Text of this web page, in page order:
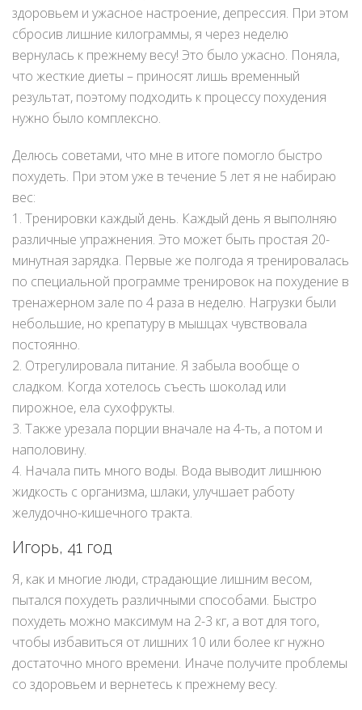
здоровьем и ужасное настроение, депрессия. При этом
сбросив лишние килограммы, я через неделю
вернулась к прежнему весу! Это было ужасно. Поняла,
что жесткие диеты – приносят лишь временный
результат, поэтому подходить к процессу похудения
нужно было комплексно.
Делюсь советами, что мне в итоге помогло быстро
похудеть. При этом уже в течение 5 лет я не набираю
вес:
1. Тренировки каждый день. Каждый день я выполняю
различные упражнения. Это может быть простая 20-
минутная зарядка. Первые же полгода я тренировалась
по специальной программе тренировок на похудение в
тренажерном зале по 4 раза в неделю. Нагрузки были
небольшие, но крепатуру в мышцах чувствовала
постоянно.
2. Отрегулировала питание. Я забыла вообще о
сладком. Когда хотелось съесть шоколад или
пирожное, ела сухофрукты.
3. Также урезала порции вначале на 4-ть, а потом и
наполовину.
4. Начала пить много воды. Вода выводит лишнюю
жидкость с организма, шлаки, улучшает работу
желудочно-кишечного тракта.
Игорь, 41 год
Я, как и многие люди, страдающие лишним весом,
пытался похудеть различными способами. Быстро
похудеть можно максимум на 2-3 кг, а вот для того,
чтобы избавиться от лишних 10 или более кг нужно
достаточно много времени. Иначе получите проблемы
со здоровьем и вернетесь к прежнему весу.